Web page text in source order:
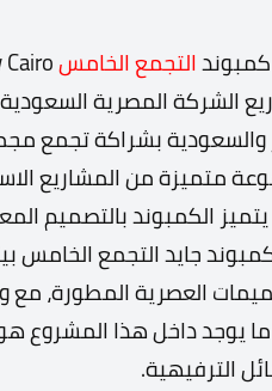
التجمع الخامس
الشركة المصرية
بشراكة تجمع
متميزة من المشاريع
الكمبوند بالتصميم
جايد التجمع الخامس
العصرية المطورة، مع
ما يوجد داخل هذا المشروع
الترفيهية.